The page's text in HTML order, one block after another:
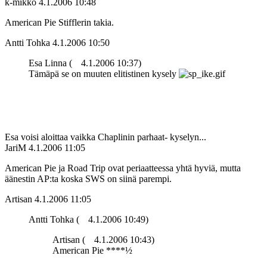
k-mikko 4.1.2006 10:48
American Pie Stifflerin takia.
Antti Tohka 4.1.2006 10:50
Esa Linna (
4.1.2006 10:37)
Tämäpä se on muuten elitistinen kysely
Esa voisi aloittaa vaikka Chaplinin parhaat- kyselyn...
JariM 4.1.2006 11:05
American Pie ja Road Trip ovat periaatteessa yhtä hyviä, mutta
äänestin AP:ta koska SWS on siinä parempi.
Artisan 4.1.2006 11:05
Antti Tohka (
4.1.2006 10:49)
Artisan (
4.1.2006 10:43)
American Pie ****½